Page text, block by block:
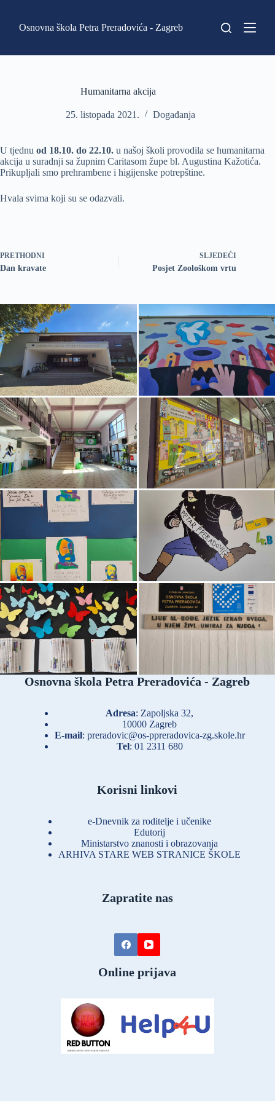
k
r
ž
a
Osnovna škola Petra Preradovića - Zagreb
Humanitarna akcija
25. listopada 2021. Događanja
U tjednu od 18.10. do 22.10. u našoj školi provodila se humanitarna
akcija u suradnji sa župnim Caritasom župe bl. Augustina Kažotića.
Prikupljali smo prehrambene i higijenske potrepštine.
Hvala svima koji su se odazvali.
PRETHODNI
Dan kravate
SLJEDEĆI
Posjet Zoološkom vrtu
Osnovna škola Petra Preradovića - Zagreb
Adresa: Zapoljska 32,
10000 Zagreb
E-mail: preradovic@os-ppreradovica-zg.skole.hr
Tel: 01 2311 680
Korisni linkovi
e-Dnevnik za roditelje i učenike
Edutorij
Ministarstvo znanosti i obrazovanja
ARHIVA STARE WEB STRANICE ŠKOLE
Zapratite nas
Online prijava